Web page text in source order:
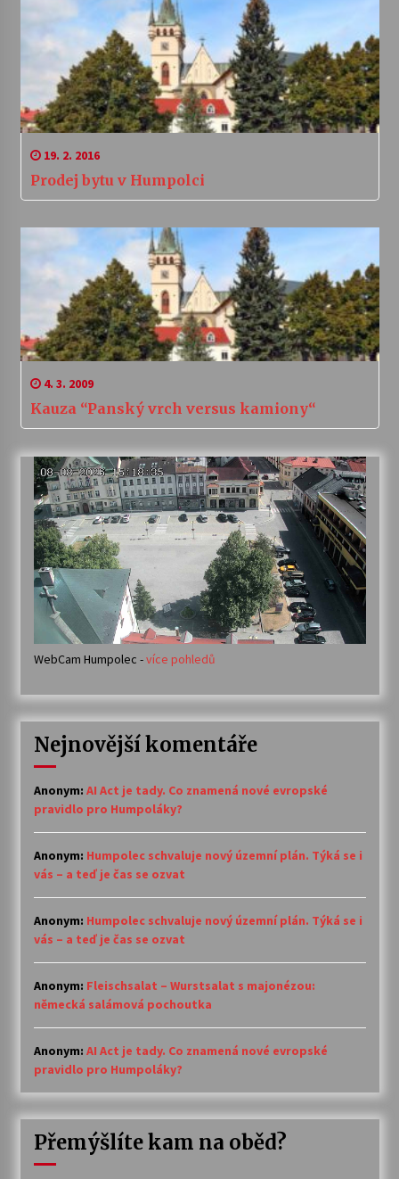
19. 2. 2016
Prodej bytu v Humpolci
4. 3. 2009
Kauza “Panský vrch versus kamiony“
WebCam Humpolec -více pohledů
Nejnovější komentáře
Anonym: AI Act je tady. Co znamená nové evropské
pravidlo pro Humpoláky?
Anonym: Humpolec schvaluje nový územní plán. Týká se i
vás – a teď je čas se ozvat
Anonym: Humpolec schvaluje nový územní plán. Týká se i
vás – a teď je čas se ozvat
Anonym: Fleischsalat – Wurstsalat s majonézou:
německá salámová pochoutka
Anonym: AI Act je tady. Co znamená nové evropské
pravidlo pro Humpoláky?
Přemýšlíte kam na oběd?